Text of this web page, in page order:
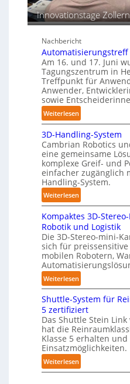
n
p
e
C
o
b
o
t
e
s
t
d
i
g
e
P
o
l
y
m
e
r
l
a
g
e
r
f
ü
r
T
a
c
h
r
o
b
o
t
Innovationstage
Nachbericht
Automatisierungstreff
Am 16. und 17. Juni
Tagungszentrum in
Treffpunkt für
Anwender,
sowie
Weiterlesen:
A
u
t
o
m
a
t
i
s
i
e
r
u
n
g
s
t
r
e
f
f
0
3D-Handling-System
Cambrian Robotics
eine gemeinsame
komplexe Greif- und
einfacher zugänglich
Handling-System.
Weiterlesen:
3
D
-
H
a
n
d
l
n
g
-
S
y
s
t
Kompaktes 3D-
Robotik und Logistik
Die 3D-Stereo-mini-
sich für
mobilen Robotern,
Weiterlesen:
K
o
m
p
a
k
t
e
Shuttle-System für
5 zertifiziert
Das Shuttle Stein
hat die
Klasse 5 erhalten
Einsatzmöglichkeiten.
Weiterlesen:
S